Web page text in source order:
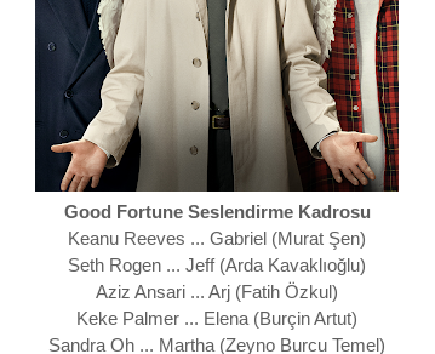
Good Fortune Seslendirme Kadrosu
Keanu Reeves ... Gabriel (Murat Şen)
Seth Rogen ... Jeff (Arda Kavaklıoğlu)
Aziz Ansari ... Arj (Fatih Özkul)
Keke Palmer ... Elena (Burçin Artut)
Sandra Oh ... Martha (Zeyno Burcu Temel)